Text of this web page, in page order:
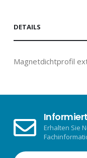
DETAILS
Magnetdichtprofil
Erhalten Sie